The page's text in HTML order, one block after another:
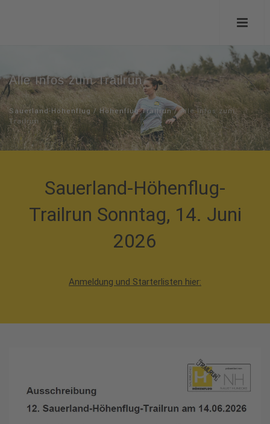
Alle Infos zum Trailrun
Sauerland-Höhenflug / Höhenflug-Trailrun/Alle Infos zum
Trailrun
Sauerland-Höhenflug-
Trailrun Sonntag, 14. Juni
2026
Anmeldung und Starterlisten hier: